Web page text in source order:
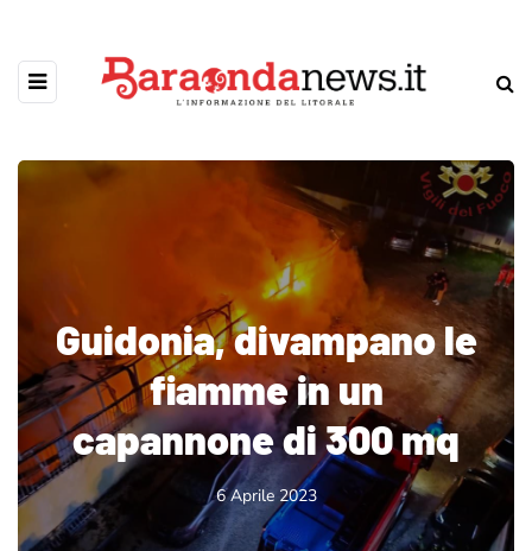
Guidonia, divampano le
fiamme in un
capannone di 300 mq
6 Aprile 2023